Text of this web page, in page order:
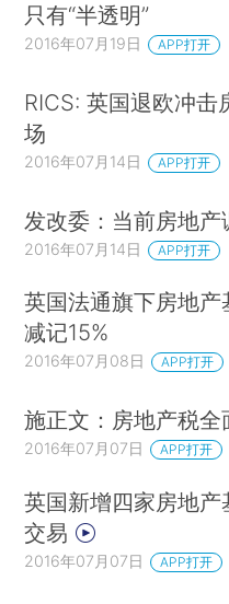
只有“半透明”
2016年07月19日 APP打开
RICS: 英国退欧冲击
场
2016年07月14日 APP打开
发改委：当前房地
2016年07月14日 APP打开
英国法通旗下房地产
减记15%
2016年07月08日 APP打开
施正文：房地产税
2016年07月07日 APP打开
英国新增四家房地产
交易
2016年07月07日 APP打开